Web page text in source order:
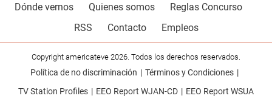
Dónde vernos Quienes somos
Reglas Concurso
RSS
Contacto Empleos
Copyright americateve 2026. Todos los derechos reservados.
Política de no discriminación
Términos y Condiciones
TV Station Profiles
EEO Report WJAN-CD EEO Report WSUA